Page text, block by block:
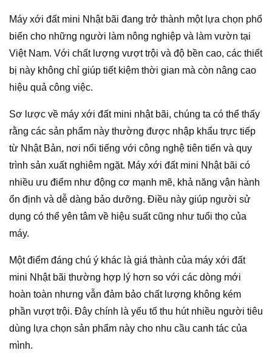
Máy xới đất mini Nhật bãi đang trở thành một lựa chọn phổ
biến cho những người làm nông nghiệp và làm vườn tại
Việt Nam. Với chất lượng vượt trội và độ bền cao, các thiết
bị này không chỉ giúp tiết kiệm thời gian mà còn nâng cao
hiệu quả công việc.
Sơ lược về máy xới đất mini nhật bãi, chúng ta có thể thấy
rằng các sản phẩm này thường được nhập khẩu trực tiếp
từ Nhật Bản, nơi nổi tiếng với công nghệ tiên tiến và quy
trình sản xuất nghiêm ngặt. Máy xới đất mini Nhật bãi có
nhiều ưu điểm như động cơ mạnh mẽ, khả năng vận hành
ổn định và dễ dàng bảo dưỡng. Điều này giúp người sử
dụng có thể yên tâm về hiệu suất cũng như tuổi thọ của
máy.
Một điểm đáng chú ý khác là giá thành của máy xới đất
mini Nhật bãi thường hợp lý hơn so với các dòng mới
hoàn toàn nhưng vẫn đảm bảo chất lượng không kém
phần vượt trội. Đây chính là yếu tố thu hút nhiều người tiêu
dùng lựa chọn sản phẩm này cho nhu cầu canh tác của
mình.